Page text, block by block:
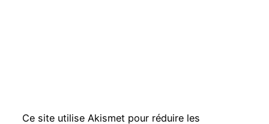
Ce site utilise Akismet pour réduire les